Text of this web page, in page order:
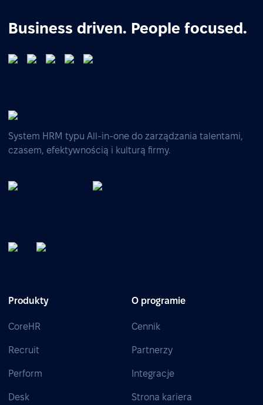
Business driven. People focused.
System HRM typu All-in-one do zarządzania talentami,
czasem, efektywnością i kulturą firmy.
Produkty
CoreHR
Recruit
Perform
Desk
O programie
Cennik
Partnerzy
Integracje
Strona kariera